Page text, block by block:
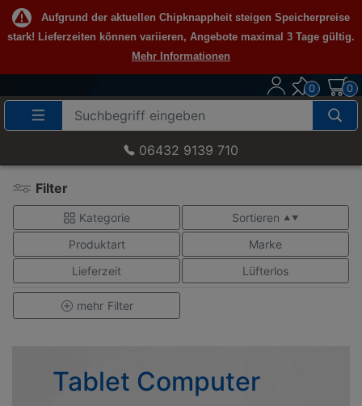
Aufgrund der aktuellen Chipknappheit steigen Speicherpreise
stark! Lieferzeiten können variieren, Angebote maximal 3 Tage gültig.
Mehr Informationen
Suche
Eingabefeld
0 0
06432 9139 710
Filter
Kategorie Sortieren ▲ ▼
Produktart
Marke
Lieferzeit
Lüfterlos
mehr Filter
Tablet Computer